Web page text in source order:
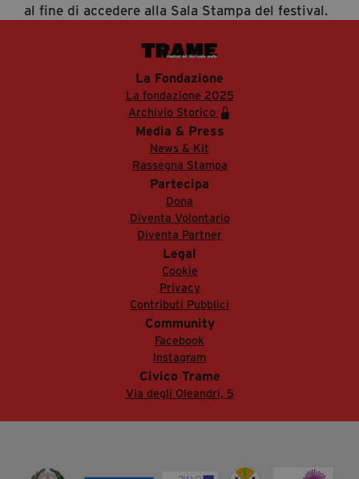
al fine di accedere alla Sala Stampa del festival.
La Fondazione
La fondazione 2025
Archivio Storico
Media & Press
News & Kit
Rassegna Stampa
Partecipa
Dona
Diventa Volontario
Diventa Partner
Legal
Cookie
Privacy
Contributi Pubblici
Community
Facebook
Instagram
Civico Trame
Via degli Oleandri, 5